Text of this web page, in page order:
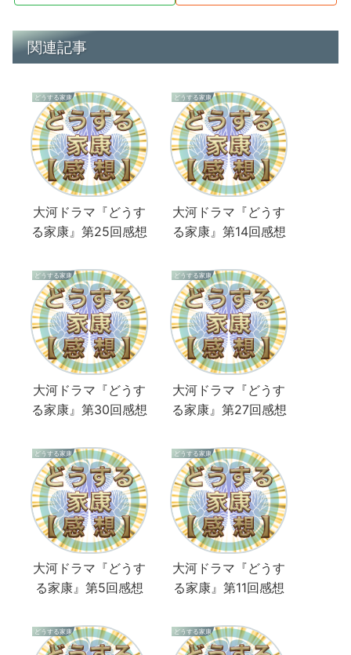
関連記事
どうする家康
大河ドラマ『どうす
る家康』第25回感想
どうする家康
大河ドラマ『どうす
る家康』第14回感想
どうする家康
大河ドラマ『どうす
る家康』第30回感想
どうする家康
大河ドラマ『どうす
る家康』第27回感想
どうする家康
大河ドラマ『どうす
る家康』第5回感想
どうする家康
大河ドラマ『どうす
る家康』第11回感想
どうする家康 どうする家康